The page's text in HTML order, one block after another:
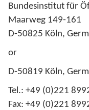
Bundesinstitut für
Maarweg 149-161
D-50825 Köln,
or
D-50819 Köln,
Tel.: +49 (0)221
Fax: +49 (0)221